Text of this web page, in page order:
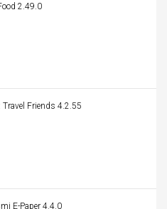
2.49.0
Travel Friends 4.2.55
E-Paper 4.4.0